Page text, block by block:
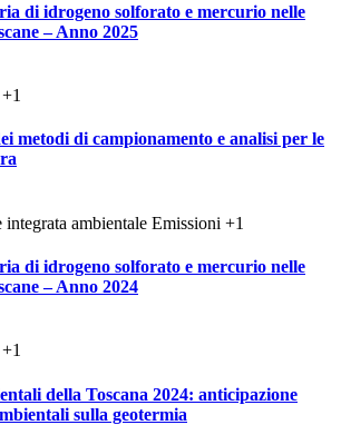
di idrogeno solforato e mercurio nelle
– Anno 2025
+1
metodi di campionamento e analisi per le
ambientale Emissioni +1
di idrogeno solforato e mercurio nelle
– Anno 2024
+1
della Toscana 2024: anticipazione
sulla geotermia